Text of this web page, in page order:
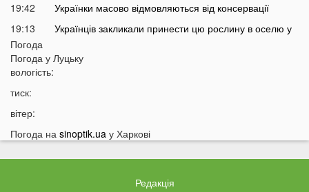
19:42
Українки масово відмовляються від консервації
19:13
Українців закликали принести цю рослину в оселю у
18:41
Мороз чи аномальне тепло: якою буде зима в Україні
17:40
17:14
У Луцьку на Ковельській зіткнулися два авто:
Погода
Погода у Луцьку
вологість:
тиск:
вітер:
Погода на sinoptik.ua у Харкові
Редакція